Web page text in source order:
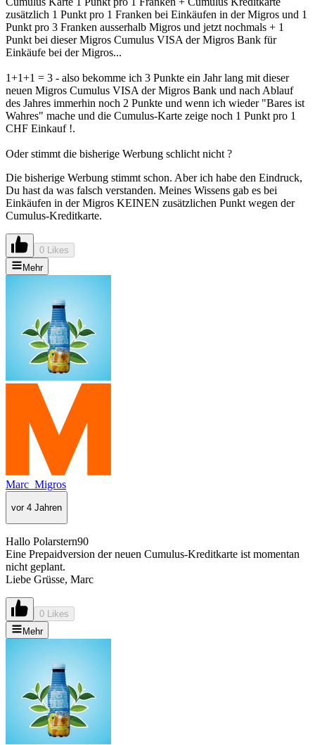
zusätzlich 1 Punkt pro 1 Franken bei Einkäufen in der Migros und 1
Punkt pro 3 Franken ausserhalb Migros und jetzt nochmals + 1
Punkt bei dieser Migros Cumulus VISA der Migros Bank für
Einkäufe bei der Migros...
1+1+1 = 3 - also bekomme ich 3 Punkte ein Jahr lang mit dieser
neuen Migros Cumulus VISA der Migros Bank und nach Ablauf
des Jahres immerhin noch 2 Punkte und wenn ich wieder "Bares ist
Wahres" mache und die Cumulus-Karte zeige noch 1 Punkt pro 1
CHF Einkauf !.
Oder stimmt die bisherige Werbung schlicht nicht ?
Die bisherige Werbung stimmt schon. Aber ich habe den Eindruck,
Du hast da was falsch verstanden. Meines Wissens gab es bei
Einkäufen in der Migros KEINEN zusätzlichen Punkt wegen der
Cumulus-Kreditkarte.
0 Likes
Mehr
Marc_Migros
vor 4 Jahren
Hallo Polarstern90
Eine Prepaidversion der neuen Cumulus-Kreditkarte ist momentan
nicht geplant.
Liebe Grüsse, Marc
0 Likes
Mehr